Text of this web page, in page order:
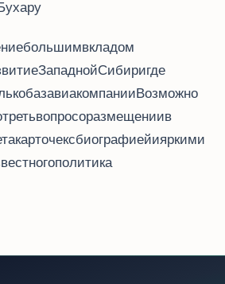
большим вкладом
Западной Сибири, где
баз авиакомпании. Возможно, Utair
вопрос о размещении в
карточек с биографией и яркими
политика.